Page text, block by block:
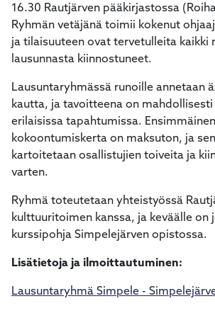
16.30 Rautjärven pääkirjastossa
Ryhmän vetäjänä toimii kokenut
ja tilaisuuteen ovat tervetulleita kaikki
lausunnasta kiinnostuneet.
Lausuntaryhmässä runoille annetaan
kautta, ja tavoitteena on
erilaisissa tapahtumissa. Ensimmäinen
kokoontumiskerta on maksuton, ja
kartoitetaan osallistujien toiveita ja
varten.
Ryhmä toteutetaan yhteistyössä
kulttuuritoimen kanssa, ja keväälle on
kurssipohja Simpelejärven opistossa.
Lisätietoja ja ilmoittautuminen:
Lausuntaryhmä Simpele -